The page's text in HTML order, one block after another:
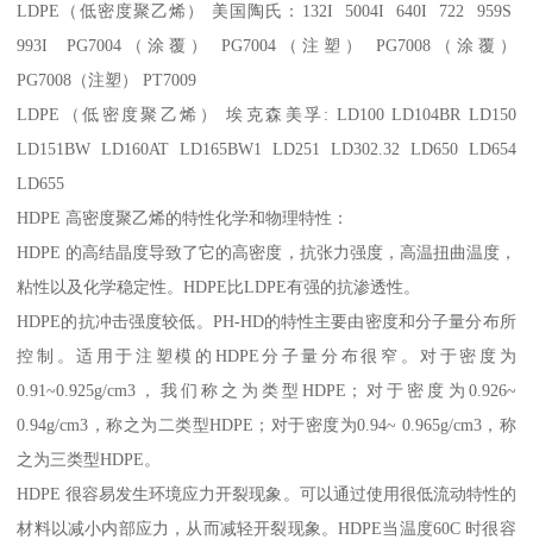
LDPE （低密度聚乙烯） 美国陶氏： 132I 5004I 640I 722 959S
993I PG7004 （涂覆）PG7004 （注塑） PG7008（涂覆）
PG7008 （注塑）
PT7009
LDPE （低密度聚乙烯） 埃克森美孚 : LD100 LD104BR LD150
LD151BW LD160AT LD165BW1 LD251 LD302.32 LD650 LD654
LD655
HDPE高密度聚乙烯的特性化学和物理特性：
HDPE 的高结晶度导致了它的高密度，抗张力强度，高温扭曲温度，
粘性以及化学稳定性。HDPE 比LDPE有强的抗渗透性。
HDPE的抗冲击强度较低。 PH-HD的特性主要由密度和分子量分布所
控制。适用于注塑模的 HDPE 分子量分布很窄。对于密度为
0.91~0.925g/cm3 ，我们称之为类型HDPE ；对于密度为 0.926~
0.94g/cm3 ，称之为二类型HDPE ；对于密度为0.94~ 0.965g/cm3，称
之为三类型HDPE 。
HDPE很容易发生环境应力开裂现象。可以通过使用很低流动特性的
材料以减小内部应力，从而减轻开裂现象。HDPE当温度60C 时很容